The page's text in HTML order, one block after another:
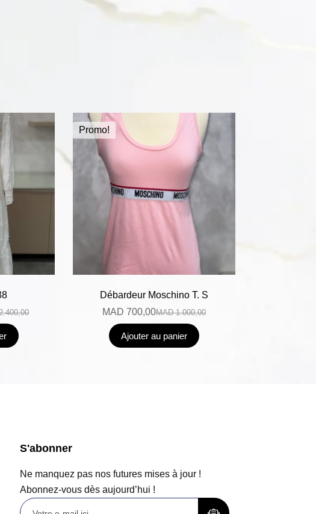
Promo!
Débardeur Moschino T. S
MAD1.000,00
MAD 700,00
Ajouter au panier
S'abonner
Ne manquez pas nos futures mises à jour !
Abonnez-vous dès aujourd’hui !